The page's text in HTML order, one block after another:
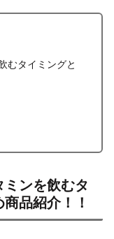
むタイミングと
ンを飲むタ
品紹介！！